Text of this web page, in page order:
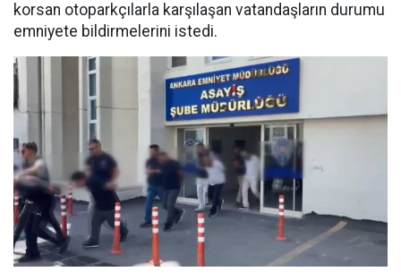
korsan otoparkçılarla karşılaşan vatandaşların durumu
emniyete bildirmelerini istedi.